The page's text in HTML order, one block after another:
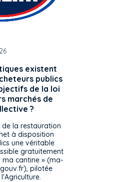
existent
publics
de la loi
marchés de
?
de la restauration
à disposition
une véritable
gratuitement
cantine » (ma-
pilotée